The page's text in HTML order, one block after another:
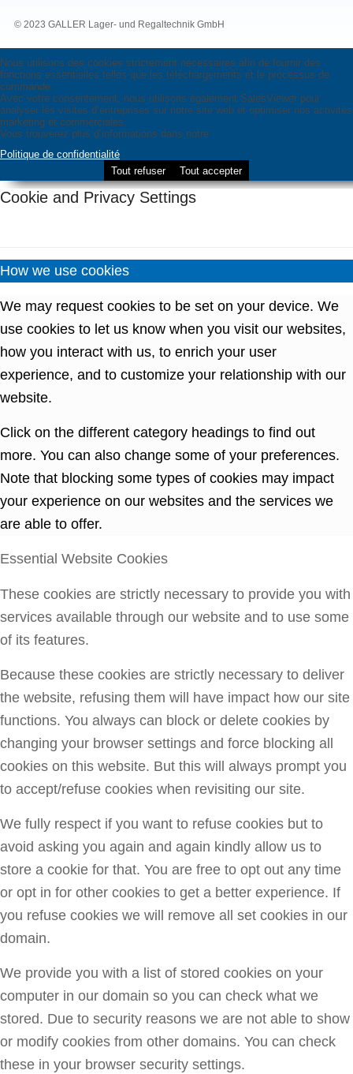
© 2023 GALLER Lager- und Regaltechnik GmbH
Nous utilisons des cookies strictement nécessaires afin de fournir des
fonctions essentielles telles que les téléchargements et le processus de
commande.
Avec votre consentement, nous utilisons également SalesViewer pour
analyser les visites d’entreprises sur notre site web et optimiser nos activités
marketing et commerciales.
Vous trouverez plus d’informations dans notre
Tout accepter
Tout refuser
Politique de confidentialité
Cookie and Privacy Settings
How we use cookies
We may request cookies to be set on your device. We
use cookies to let us know when you visit our websites,
how you interact with us, to enrich your user
experience, and to customize your relationship with our
website.
Click on the different category headings to find out
more. You can also change some of your preferences.
Note that blocking some types of cookies may impact
your experience on our websites and the services we
are able to offer.
Essential Website Cookies
These cookies are strictly necessary to provide you with
services available through our website and to use some
of its features.
Because these cookies are strictly necessary to deliver
the website, refusing them will have impact how our site
functions. You always can block or delete cookies by
changing your browser settings and force blocking all
cookies on this website. But this will always prompt you
to accept/refuse cookies when revisiting our site.
We fully respect if you want to refuse cookies but to
avoid asking you again and again kindly allow us to
store a cookie for that. You are free to opt out any time
or opt in for other cookies to get a better experience. If
you refuse cookies we will remove all set cookies in our
domain.
We provide you with a list of stored cookies on your
computer in our domain so you can check what we
stored. Due to security reasons we are not able to show
or modify cookies from other domains. You can check
these in your browser security settings.